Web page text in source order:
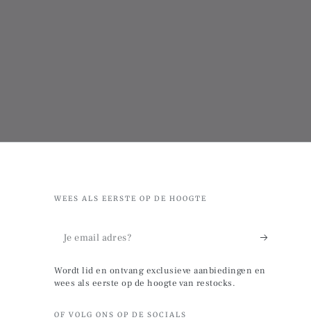
WEES ALS EERSTE OP DE HOOGTE
adres?
Wordt lid en ontvang exclusieve aanbiedingen en
wees als eerste op de hoogte van restocks.
OF VOLG ONS OP DE SOCIALS